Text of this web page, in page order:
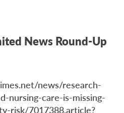
News Round-Up
news/research-
nursing-care-is-missing-
risk/7017388.article?